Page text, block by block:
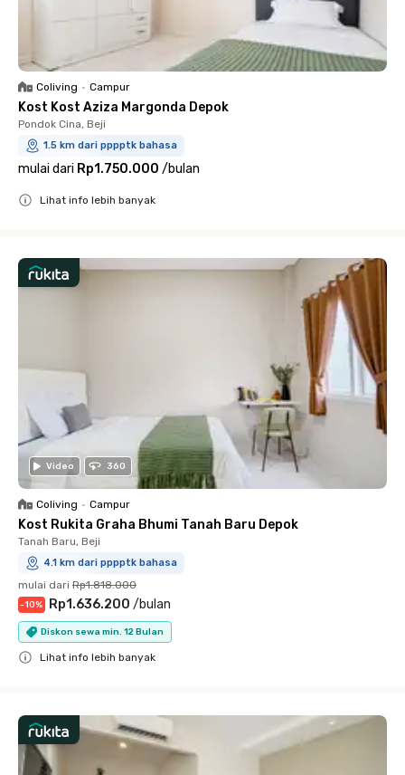
Coliving • Campur
Kost Kost Aziza Margonda Depok
Pondok Cina, Beji
1.5 km dari pppptk bahasa
mulai dari Rp1.750.000 /bulan
Lihat info lebih banyak
Video 360
Coliving • Campur
Kost Rukita Graha Bhumi Tanah Baru Depok
Tanah Baru, Beji
4.1 km dari pppptk bahasa
mulai dari Rp1.818.000
-10% Rp1.636.200 /bulan
Diskon sewa min. 12 Bulan
Lihat info lebih banyak